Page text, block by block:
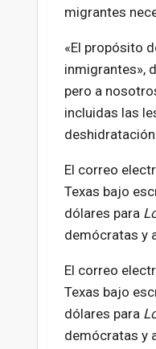
migrantes
«El propósito
inmigrantes»,
pero a
incluidas las
El correo
Texas bajo
dólares para
demócratas y
El correo
Texas bajo
dólares para
demócratas y